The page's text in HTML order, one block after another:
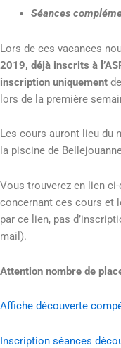
Séances
Lors de ces vacances
2019, déjà inscrits à
inscription uniquement
lors de la première
Les cours auront lieu du
la piscine de
Vous trouverez en lien
concernant ces cours et
par ce lien, pas
mail).
Attention nombre de
Affiche découverte
Inscription séances